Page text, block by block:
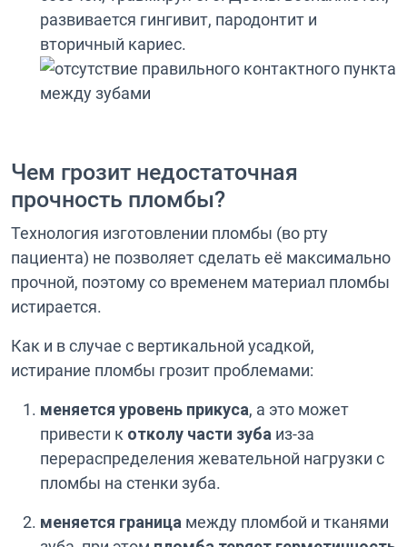
развивается гингивит, пародонтит и
вторичный кариес.
Чем грозит недостаточная
прочность пломбы?
Технология изготовлении пломбы (во рту
пациента) не позволяет сделать её максимально
прочной, поэтому со временем материал пломбы
истирается.
Как и в случае с вертикальной усадкой,
истирание пломбы грозит проблемами:
меняется уровень прикуса, а это может
привести к отколу части зуба из-за
перераспределения жевательной нагрузки с
пломбы на стенки зуба.
меняется граница между пломбой и тканями